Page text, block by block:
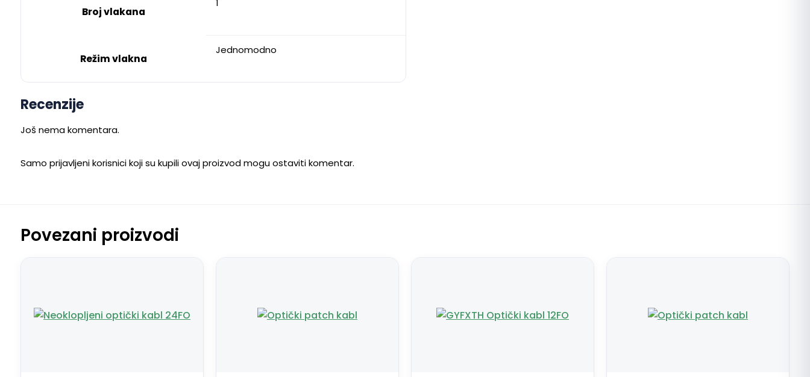
Broj vlakana
1
Režim vlakna
Jednomodno
Recenzije
Još nema komentara.
Samo prijavljeni korisnici koji su kupili ovaj proizvod mogu ostaviti komentar.
Povezani proizvodi